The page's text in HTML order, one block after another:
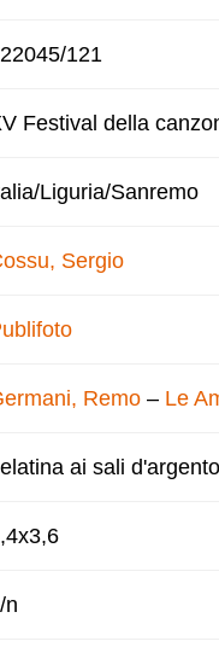
121
Festival della
Liguria/Sanremo
Sergio
Remo – Le
ai sali
n